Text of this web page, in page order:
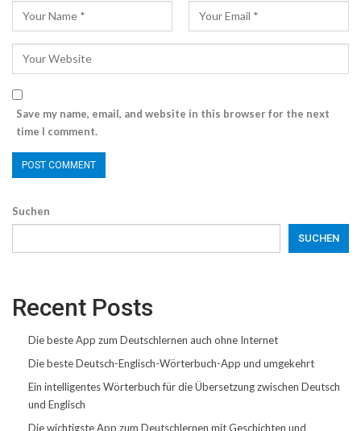
Save my name, email, and website in this browser for the next
time I comment.
Suchen
SUCHEN
Recent Posts
Die beste App zum Deutschlernen auch ohne Internet
Die beste Deutsch-Englisch-Wörterbuch-App und umgekehrt
Ein intelligentes Wörterbuch für die Übersetzung zwischen Deutsch
und Englisch
Die wichtigste App zum Deutschlernen mit Geschichten und